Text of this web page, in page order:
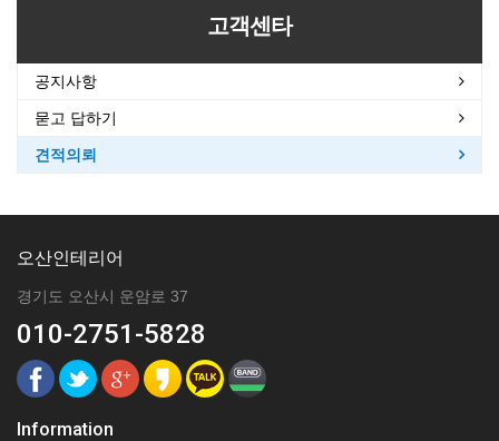
고객센타
공지사항
묻고 답하기
견적의뢰
오산인테리어
경기도 오산시 운암로 37
010-2751-5828
Information